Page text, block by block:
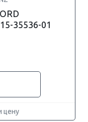
35536-01
цену